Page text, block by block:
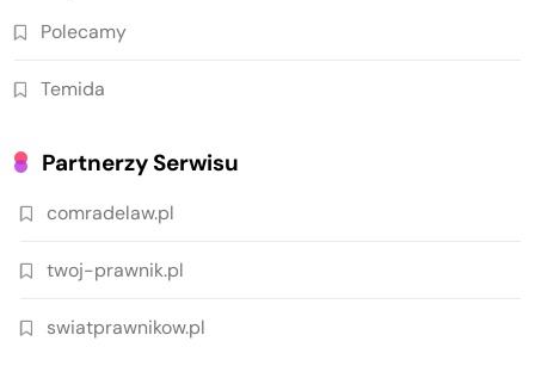
Polecamy
Temida
Partnerzy Serwisu
comradelaw.pl
twoj-prawnik.pl
swiatprawnikow.pl